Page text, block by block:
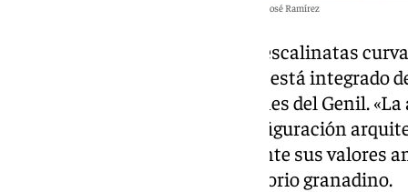
Sala de lectura en la renovada Biblioteca del Salón | Foto: María José Ramírez
El edificio, que destaca por sus escalinatas
cubiertas de teja vidriada verde, está integrado
de Interés Cultural de los Jardines del Genil.
conservar la volumetría, la configuración
inmueble respetando plenamente sus valores
han destacado desde el Consistorio granadino.